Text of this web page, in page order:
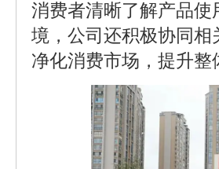
消费者清晰了解产品
境，公司还积极协同
净化消费市场，提升